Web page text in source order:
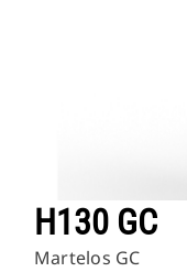
H130 GC
Martelos GC